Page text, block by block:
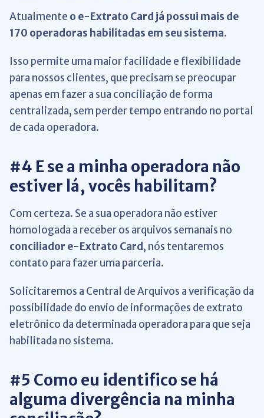
Atualmente o e-Extrato Card já possui mais de
170 operadoras habilitadas em seu sistema.
Isso permite uma maior facilidade e flexibilidade
para nossos clientes, que precisam se preocupar
apenas em fazer a sua conciliação de forma
centralizada, sem perder tempo entrando no portal
de cada operadora.
#4 E se a minha operadora não
estiver lá, vocês habilitam?
Com certeza. Se a sua operadora não estiver
homologada a receber os arquivos semanais no
conciliador e-Extrato Card, nós tentaremos
contato para fazer uma parceria.
Solicitaremos a Central de Arquivos a verificação da
possibilidade do envio de informações de extrato
eletrônico da determinada operadora para que seja
habilitada no sistema.
#5 Como eu identifico se há
alguma divergência na minha